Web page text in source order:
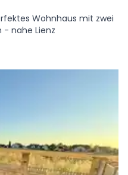
Wohnhaus mit zwei
nahe Lienz